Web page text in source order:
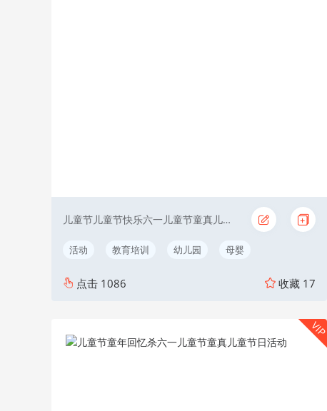
儿童节儿童节快乐六一儿童节童真儿童节日活动
活动 教育培训 幼儿园 母婴
点击 1086 收藏 17
VIP